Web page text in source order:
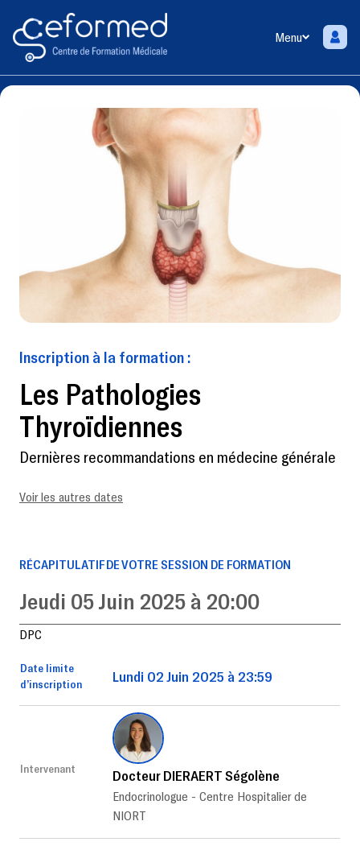
Menu
Inscription à la formation :
Les Pathologies
Thyroïdiennes
Dernières recommandations en médecine générale
Voir les autres dates
RÉCAPITULATIF DE VOTRE SESSION DE FORMATION
Jeudi 05 Juin 2025 à 20:00
DPC
Date limite
d’inscription
Lundi 02 Juin 2025 à 23:59
Intervenant Docteur DIERAERT Ségolène
Endocrinologue - Centre Hospitalier de
NIORT